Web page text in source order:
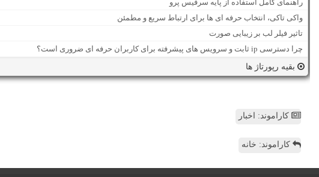
راهنمای کامل استفاده از پایه سرفیس پرو
واکی تاکی، انتخاب حرفه ای ها برای ارتباط سریع و مطمئن
تاثیر فیلر لب بر زیبایی صورت
چرا دسترسی ip ثابت و سرویس های پیشرفته برای کاربران حرفه ای ضروری است؟
بقیه رپورتاژ ها
کاراموند: اخبار
کاراموند: خانه